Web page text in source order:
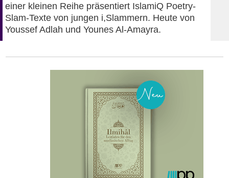
einer kleinen Reihe präsentiert IslamiQ Poetry-
Slam-Texte von jungen i,Slammern. Heute von
Youssef Adlah und Younes Al-Amayra.